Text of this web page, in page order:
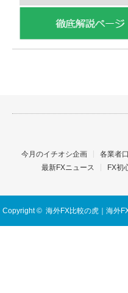
今月のイチオシ企画 各業者
最新FXニュース
FX初
Copyright © 海外FX比較の虎｜海外